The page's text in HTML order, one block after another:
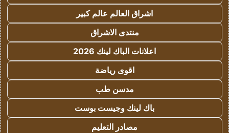
اشراق العالم عالم كبير
منتدى الاشراق
اعلانات الباك لينك 2026
اقوى رياضة
مدسن طب
باك لينك وجيست بوست
مصادر التعليم